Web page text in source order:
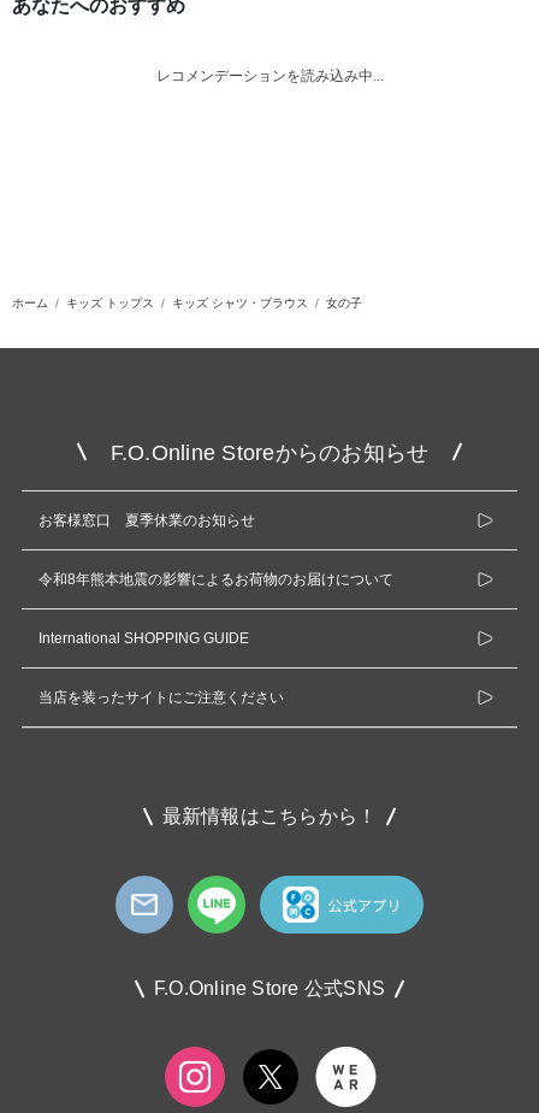
あなたへのおすすめ
レコメンデーションを読み込み中...
ホーム キッズ トップス キッズ シャツ・ブラウス 女の子
F.O.Online Storeからのお知らせ
お客様窓口 夏季休業のお知らせ
令和8年熊本地震の影響によるお荷物のお届けについて
International SHOPPING GUIDE
当店を装ったサイトにご注意ください
最新情報はこちらから！
F.O.Online Store 公式SNS